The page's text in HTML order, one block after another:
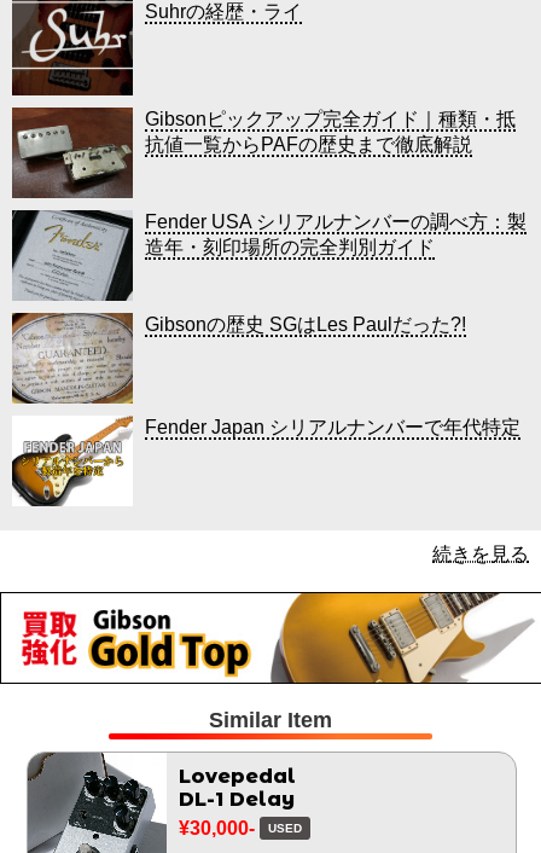
Suhrの経歴・ライ
Gibsonピックアップ完全ガイド｜種類・抵
抗値一覧からPAFの歴史まで徹底解説
Fender USA シリアルナンバーの調べ方：製
造年・刻印場所の完全判別ガイド
Gibsonの歴史 SGはLes Paulだった?!
Fender Japan シリアルナンバーで年代特定
続きを見る
Similar Item
Lovepedal
DL-1 Delay
¥30,000- USED